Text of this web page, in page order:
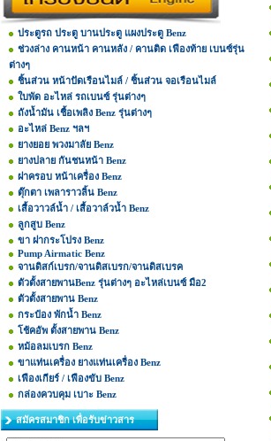
ประตูรถ ประตู บานประตู แผงประตู Benz
ช่วงล่าง คานหน้า คานหลัง / คานติด เฟืองท้าย เบนซ์รุ่น
ต่างๆ
ชิ้นส่วน หน้าปัดเรือนไมล์ / ชิ้นส่วน จอเรือนไมล์
ใบพัด อะไหล่ รถเบนซ์ รุ่นต่างๆ
ถังน้ำมัน เชื้อเพลิง Benz รุ่นต่างๆ
อะไหล่ Benz ฯลฯ
ยางยอย พวงมาลัย Benz
ยางปลาย กันชนหน้า Benz
ฝาครอบ หน้าเครื่อง Benz
ตุ๊กตา เพลาราวลิ้น Benz
เสื้อวาวล์น้ำ / เสื้อวาล์วน้ำ Benz
ลูกสูบ Benz
ขา ฝากระโปรง Benz
Pump Airmatic Benz
จานดิสก์เบรก/จานดิสเบรก/จานดิสเบรค
ตัวตั้งสายพานBenz รุ่นต่างๆ อะไหล่เบนซ์ มือ2
ตัวตั้งสายพาน Benz
กระป๋อง พักน้ำ Benz
โช้คอัพ ตั้งสายพาน Benz
หม้อลมเบรก Benz
ขาแท่นเครื่อง ยางแท่นเครื่อง Benz
เฟืองเกียร์ / เฟืองขับ Benz
กล่องควบคุม เบาะ Benz
สมัครสมาชิก เพื่อรับข่าวสาร